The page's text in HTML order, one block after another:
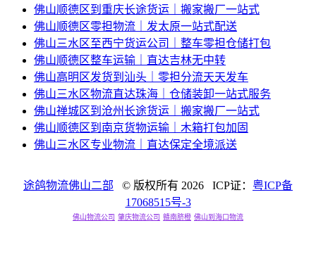
佛山顺德区到重庆长途货运｜搬家搬厂一站式
佛山顺德区零担物流｜发太原一站式配送
佛山三水区至西宁货运公司｜整车零担仓储打包
佛山顺德区整车运输｜直达吉林无中转
佛山高明区发货到汕头｜零担分流天天发车
佛山三水区物流直达珠海｜仓储装卸一站式服务
佛山禅城区到沧州长途货运｜搬家搬厂一站式
佛山顺德区到南京货物运输｜木箱打包加固
佛山三水区专业物流｜直达保定全境派送
途鸽物流佛山二部 © 版权所有 2026 ICP证： 粤ICP备
17068515号-3
佛山物流公司 肇庆物流公司 赣南脐橙 佛山到海口物流